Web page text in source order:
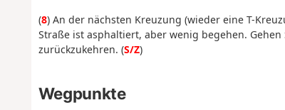
(8) An der nächsten Kreuzung (wieder eine T-
Straße ist asphaltiert, aber wenig begehen.
zurückzukehren. (S/Z)
Wegpunkte